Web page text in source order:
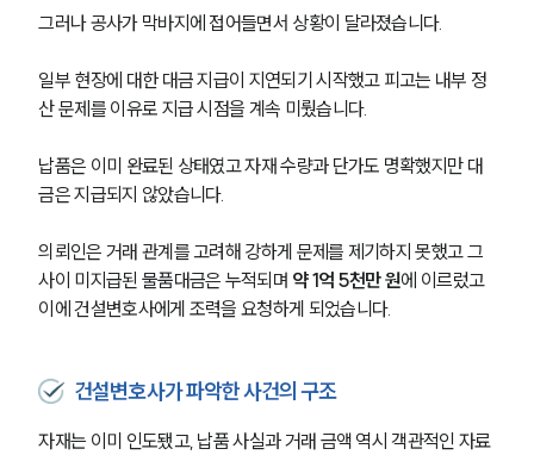
그러나 공사가 막바지에 접어들면서 상황이 달라졌습니다.
일부 현장에 대한 대금 지급이 지연되기 시작했고 피고는 내부 정
산 문제를 이유로 지급 시점을 계속 미뤘습니다.
납품은 이미 완료된 상태였고 자재 수량과 단가도 명확했지만 대
금은 지급되지 않았습니다.
의뢰인은 거래 관계를 고려해 강하게 문제를 제기하지 못했고 그
사이 미지급된 물품대금은 누적되며 약 1억 5천만 원에 이르렀고
이에 건설변호사에게 조력을 요청하게 되었습니다.
건설변호사가 파악한 사건의 구조
자재는 이미 인도됐고, 납품 사실과 거래 금액 역시 객관적인 자료